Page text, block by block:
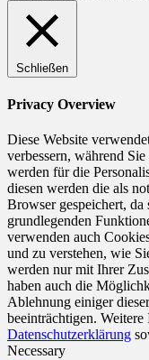
Schließen
Privacy Overview
Diese Website
verbessern, während
werden für die
diesen werden die als
Browser gespeichert,
grundlegenden
verwenden auch
und zu verstehen, wie
werden nur mit Ihrer
haben auch die
Ablehnung einiger
beeinträchtigen.
Datenschutzerklärung
Necessary